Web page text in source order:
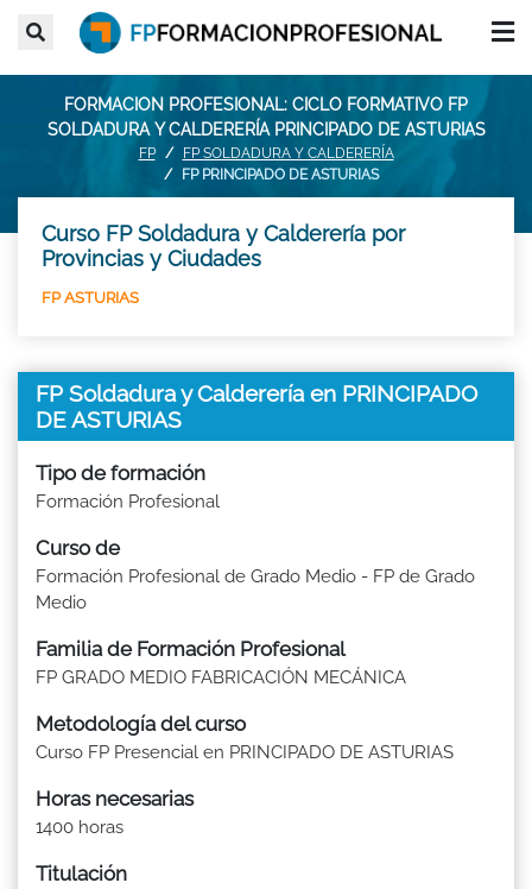
FORMACION PROFESIONAL: CICLO FORMATIVO FP
SOLDADURA Y CALDERERÍA PRINCIPADO DE ASTURIAS
FP
FP SOLDADURA Y CALDERERÍA
FP PRINCIPADO DE ASTURIAS
Curso FP Soldadura y Calderería por
Provincias y Ciudades
FP ASTURIAS
FP Soldadura y Calderería en PRINCIPADO
DE ASTURIAS
Tipo de formación
Formación Profesional
Curso de
Formación Profesional de Grado Medio - FP de Grado
Medio
Familia de Formación Profesional
FP GRADO MEDIO FABRICACIÓN MECÁNICA
Metodología del curso
Curso FP Presencial en PRINCIPADO DE ASTURIAS
Horas necesarias
1400 horas
Titulación